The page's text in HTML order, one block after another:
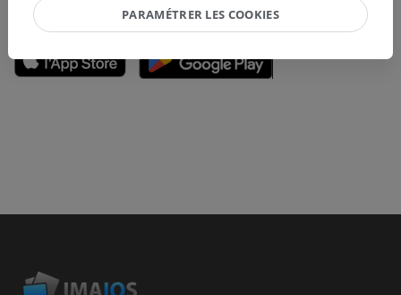
TÉLÉCHARGEZ L'APPLIPARAMÉTRER LES COOKIES